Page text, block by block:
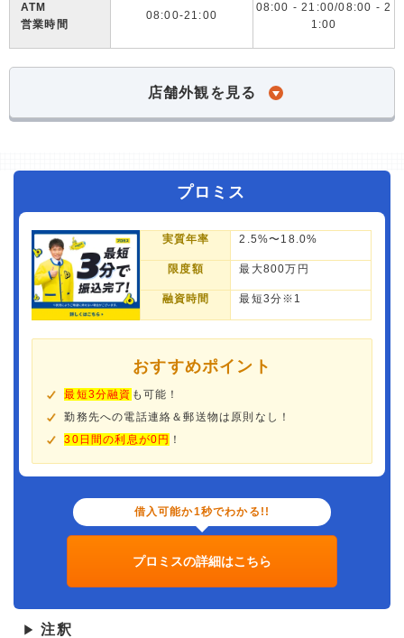
ATM
営業時間
08:00-21:00
08:00 - 21:00/08:00 - 2
1:00
店舗外観を見る
プロミス
実質年率 2.5%〜18.0%
限度額 最大800万円
融資時間 最短3分※1
おすすめポイント
最短3分融資 も可能！
勤務先への電話連絡＆郵送物は原則なし！
30日間の利息が0円 ！
借入可能か1秒でわかる!!
プロミスの詳細はこちら
▶ 注釈